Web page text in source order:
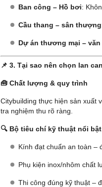
Ban công – Hồ bơi:
Cầu thang – sân thượng
Dự án thương mại –
📌 3. Tại sao nên chọn lan
🧰 Chất lượng & quy trình
Citybuilding thực hiện sản xuất
tra nghiệm thu rõ ràng.
🔍 Bộ tiêu chí kỹ thuật nổi bật
Kính đạt chuẩn an toàn –
Phụ kiện inox/nhôm chất
Thi công đúng kỹ thuật –